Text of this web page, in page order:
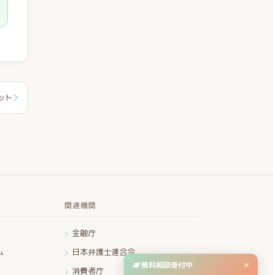
ト
関連機関
金融庁
日本弁護士連合会
消費者庁
無料相談受付中 ×